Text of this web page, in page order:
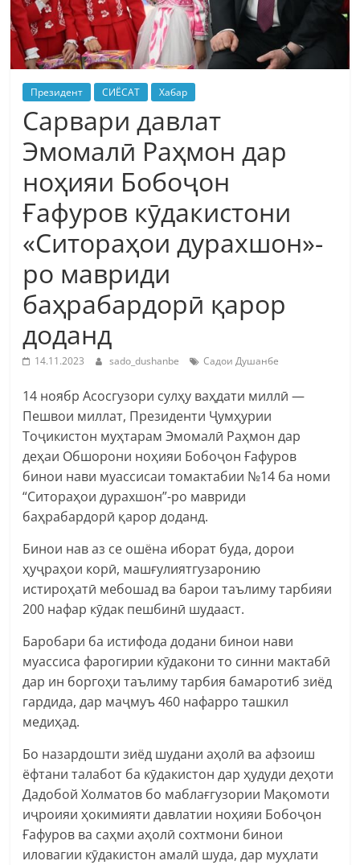
Президент СИЁСАТ Хабар
Сарвари давлат
Эмомалӣ Раҳмон дар
ноҳияи Бобоҷон
Ғафуров кӯдакистони
«Ситораҳои дурахшон»-
ро мавриди
баҳрабардорӣ қарор
доданд
14.11.2023 sado_dushanbe Садои Душанбе
14 ноябр Асосгузори сулҳу ваҳдати миллӣ —
Пешвои миллат, Президенти Ҷумҳурии
Тоҷикистон муҳтарам Эмомалӣ Раҳмон дар
деҳаи Обшорони ноҳияи Бобоҷон Ғафуров
бинои нави муассисаи томактабии №14 ба номи
“Ситораҳои дурахшон”-ро мавриди
баҳрабардорӣ қарор доданд.
Бинои нав аз се ошёна иборат буда, дорои
ҳуҷраҳои корӣ, машғулиятгузаронию
истироҳатӣ мебошад ва барои таълиму тарбияи
200 нафар кӯдак пешбинӣ шудааст.
Баробари ба истифода додани бинои нави
муассиса фарогирии кӯдакони то синни мактабӣ
дар ин боргоҳи таълиму тарбия бамаротиб зиёд
гардида, дар маҷмуъ 460 нафарро ташкил
медиҳад.
Бо назардошти зиёд шудани аҳолӣ ва афзоиш
ёфтани талабот ба кӯдакистон дар ҳудуди деҳоти
Дадобой Холматов бо маблағгузории Мақомоти
иҷроияи ҳокимияти давлатии ноҳияи Бобоҷон
Ғафуров ва саҳми аҳолӣ сохтмони бинои
иловагии кӯдакистон амалӣ шуда, дар муҳлати